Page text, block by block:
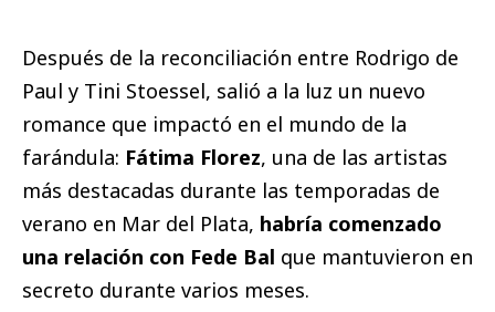
Después de la reconciliación entre Rodrigo de
Paul y Tini Stoessel, salió a la luz un nuevo
romance que impactó en el mundo de la
farándula: Fátima Florez, una de las artistas
más destacadas durante las temporadas de
verano en Mar del Plata, habría comenzado
una relación con Fede Bal que mantuvieron en
secreto durante varios meses.